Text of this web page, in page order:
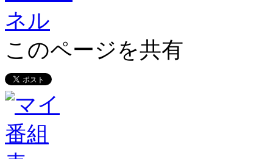
このページを共有